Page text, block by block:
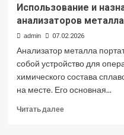
Использование и
анализаторов металла
admin 07.02.2026
Анализатор металла
собой устройство для
химического состава
на месте. Его основная...
Читать далееПрочитать